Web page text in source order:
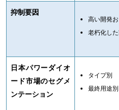
抑制要因
高い開発
老朽化し
日本パワーダイオ
ード市場のセグメ
ンテーション
タイプ別
最終用途別